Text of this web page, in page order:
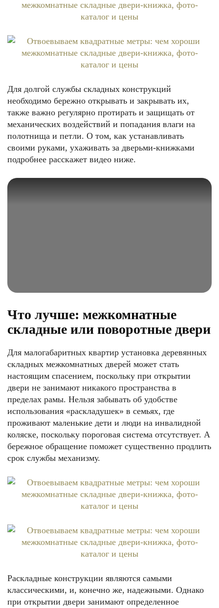
Для долгой службы складных конструкций
необходимо бережно открывать и закрывать их,
также важно регулярно протирать и защищать от
механических воздействий и попадания влаги на
полотнища и петли. О том, как устанавливать
своими руками, ухаживать за дверьми-книжками
подробнее расскажет видео ниже.
Что лучше: межкомнатные
складные или поворотные двери
Для малогабаритных квартир установка деревянных
складных межкомнатных дверей может стать
настоящим спасением, поскольку при открытии
двери не занимают никакого пространства в
пределах рамы. Нельзя забывать об удобстве
использования «раскладушек» в семьях, где
проживают маленькие дети и люди на инвалидной
коляске, поскольку пороговая система отсутствует. А
бережное обращение поможет существенно продлить
срок службы механизму.
Раскладные конструкции являются самыми
классическими, и, конечно же, надежными. Однако
при открытии двери занимают определенное